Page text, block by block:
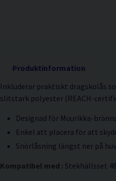
Produktinformation
Inkluderar praktiskt dragskolås
slitstark polyester (REACH-
Designad för Muurikka-
Enkel att placera för att
Snörlåsning längst ner på
Kompatibel med : Stekhällsset